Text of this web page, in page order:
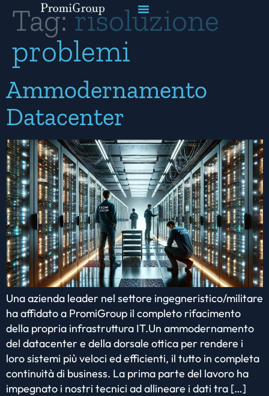
Tag:risoluzione
problemi
Ammodernamento
Datacenter
Una azienda leader nel settore ingegneristico/militare
ha affidato a PromiGroup il completo rifacimento
della propria infrastruttura IT.Un ammodernamento
del datacenter e della dorsale ottica per rendere i
loro sistemi più veloci ed efficienti, il tutto in completa
continuità di business. La prima parte del lavoro ha
impegnato i nostri tecnici ad allineare i dati tra […]